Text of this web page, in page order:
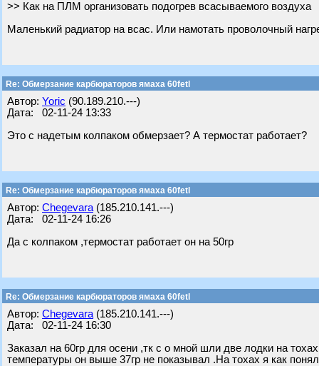
>> Как на ПЛМ организовать подогрев всасываемого воздуха
Маленький радиатор на всас. Или намотать проволочный
Re: Обмерзание карбюраторов ямаха 60fetl
Автор: Yoric (90.189.210.---)
Дата: 02-11-24 13:33
Это с надетым колпаком обмерзает? А термостат работает?
Re: Обмерзание карбюраторов ямаха 60fetl
Автор: Chegevara (185.210.141.---)
Дата: 02-11-24 16:26
Да с колпаком ,термостат работает он на 50гр
Re: Обмерзание карбюраторов ямаха 60fetl
Автор: Chegevara (185.210.141.---)
Дата: 02-11-24 16:30
Заказал на 60гр для осени ,тк с о мной шли две лодки на
температуры он выше 37гр не показывал .На тохах я как понял